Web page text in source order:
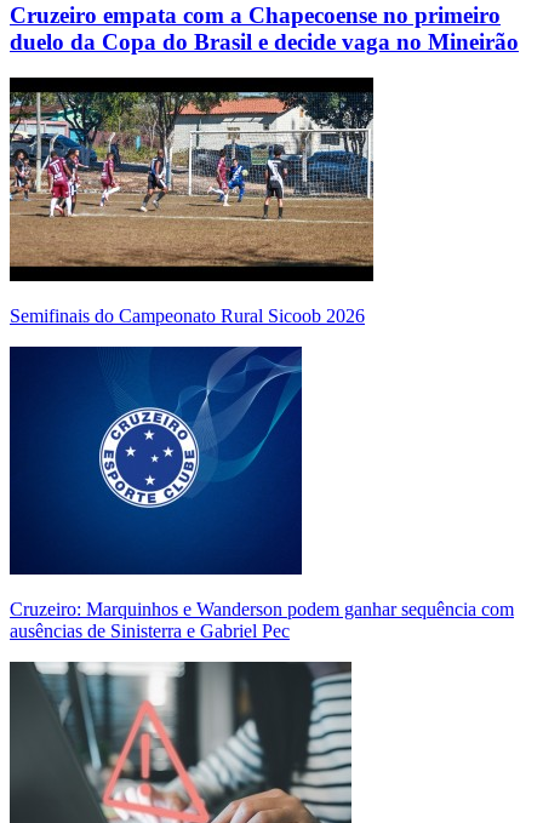
Cruzeiro empata com a Chapecoense no primeiro
duelo da Copa do Brasil e decide vaga no Mineirão
Semifinais do Campeonato Rural Sicoob 2026
Cruzeiro: Marquinhos e Wanderson podem ganhar sequência com
ausências de Sinisterra e Gabriel Pec